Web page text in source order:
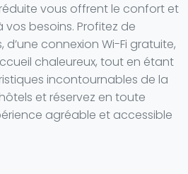
vous offrent le confort et
besoins. Profitez de
connexion Wi-Fi gratuite,
chaleureux, tout en étant
incontournables de la
et réservez en toute
agréable et accessible